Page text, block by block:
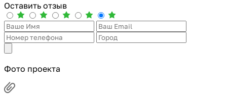
Оставить отзыв
Фото проекта